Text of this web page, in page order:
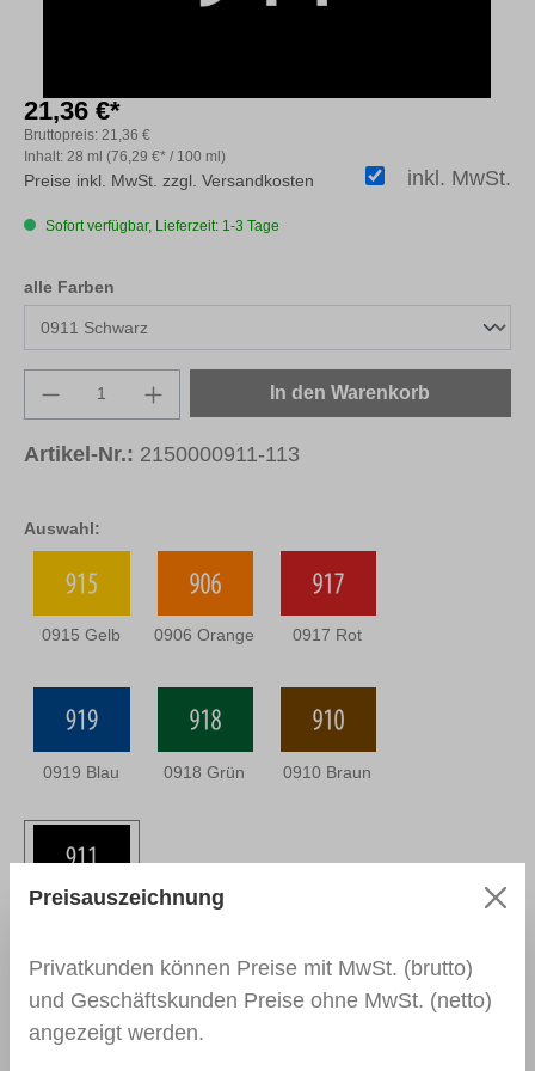
Auswahl:
0915 Gelb 0906 Orange 0917 Rot
0919 Blau 0918 Grün 0910 Braun
0911 Schwarz
21,36 €*
Inhalt: 28 ml (76,29 €* / 100 ml)
Bruttopreis: 21,36 €
inkl. MwSt.
Preise inkl. MwSt. zzgl. Versandkosten
Sofort verfügbar, Lieferzeit: 1-3 Tage
alle Farben
Produkt Anzahl: Gib den gewünschten
In den Warenkorb
Artikel-Nr.: 2150000911-113
Beschreibung
Preisauszeichnung
Privatkunden können Preise mit MwSt. (brutto)
und Geschäftskunden Preise ohne MwSt. (netto)
angezeigt werden.